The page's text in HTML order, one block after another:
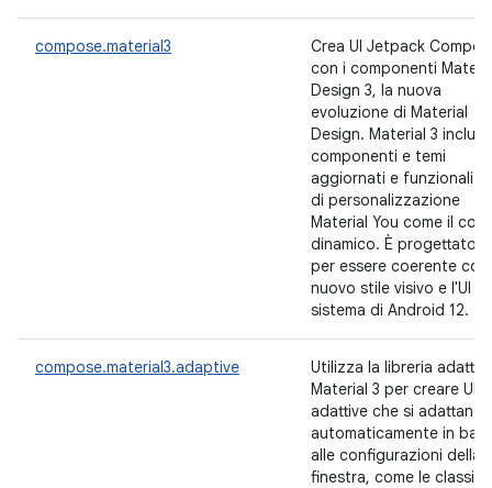
compose.material3
Crea UI Jetpack
con i componenti
Design 3, la nuova
evoluzione di Material
Design. Material 3
componenti e temi
aggiornati e funzionalità
di personalizzazione
Material You come il
dinamico. È progettato
per essere coerente con
nuovo stile visivo e l'UI di
sistema di Android 12.
compose.material3.adaptive
Utilizza la libreria
Material 3 per creare UI
adattive che si adattano
automaticamente in
alle configurazioni della
finestra, come le classi di